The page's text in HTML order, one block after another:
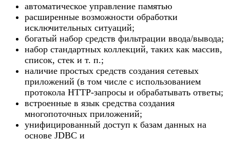
автоматическое управление памятью
расширенные возможности обработки
исключительных ситуаций;
богатый набор средств фильтрации ввода/вывода;
набор стандартных коллекций, таких как массив,
список, стек и т. п.;
наличие простых средств создания сетевых
приложений (в том числе с использованием
протокола HTTP-запросы и обрабатывать ответы;
встроенные в язык средства создания
многопоточных приложений;
унифицированный доступ к базам данных на
основе JDBC и